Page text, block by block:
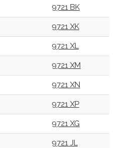
9721 BK
9721 XK
9721 XL
9721 XM
9721 XN
9721 XP
9721 XG
9721 JL